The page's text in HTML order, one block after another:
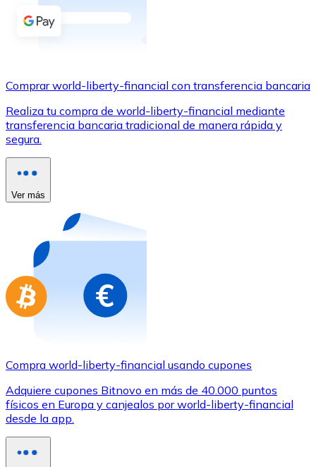
Comprar con Transferencia
Comprar con tarjeta
Tienda - Tarjetas regalo
Nuevo
Compra tarjetas regalo de tus marcas favoritas con
Ir a la tienda de tarjetas regalo
Comprar world-liberty-financial con transferencia bancaria
Realiza tu compra de world-liberty-financial mediante
transferencia bancaria tradicional de manera rápida y
segura.
Ver más
Compra world-liberty-financial usando cupones
Adquiere cupones Bitnovo en más de 40.000 puntos
físicos en Europa y canjealos por world-liberty-financial
desde la app.